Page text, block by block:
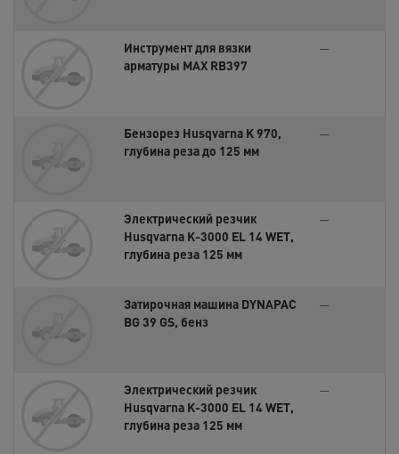
Инструмент для вязки
арматуры MAX RB397
—
Бензорез Husqvarna K 970,
глубина реза до 125 мм
—
Электрический резчик
Husqvarna K-3000 EL 14 WET,
глубина реза 125 мм
—
Затирочная машина DYNAPAC
BG 39 GS, бенз
—
Электрический резчик
Husqvarna K-3000 EL 14 WET,
глубина реза 125 мм
—